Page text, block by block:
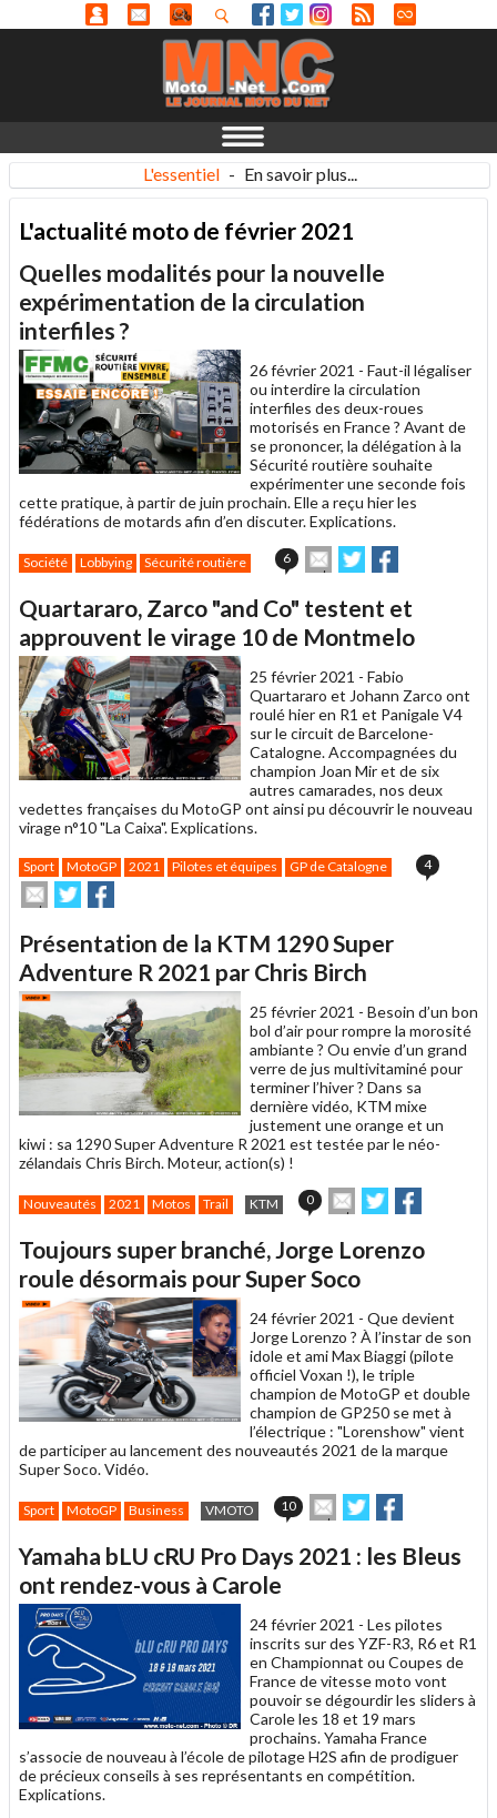
L'essentiel - En savoir plus...
L'actualité moto de février 2021
Quelles modalités pour la nouvelle
expérimentation de la circulation
interfiles ?
26 février 2021 - Faut-il légaliser
ou interdire la circulation
interfiles des deux-roues
motorisés en France ? Avant de
se prononcer, la délégation à la
Sécurité routière souhaite
expérimenter une seconde fois
cette pratique, à partir de juin prochain. Elle a reçu hier les
fédérations de motards afin d’en discuter. Explications.
Société Lobbying Sécurité routière 6
Envoyer
cet
à
un
ami
Partager
sur sur
Quartararo, Zarco "and Co" testent et
approuvent le virage 10 de Montmelo
25 février 2021 - Fabio
Quartararo et Johann Zarco ont
roulé hier en R1 et Panigale V4
sur le circuit de Barcelone-
Catalogne. Accompagnées du
champion Joan Mir et de six
autres camarades, nos deux
vedettes françaises du MotoGP ont ainsi pu découvrir le nouveau
virage n°10 "La Caixa". Explications.
Sport MotoGP 2021 Pilotes et équipes GP de Catalogne 4
Envoyer
cet
à
un
ami
Partager
sur
sur
Présentation de la KTM 1290 Super
Adventure R 2021 par Chris Birch
25 février 2021 - Besoin d’un bon
bol d’air pour rompre la morosité
ambiante ? Ou envie d’un grand
verre de jus multivitaminé pour
terminer l’hiver ? Dans sa
dernière vidéo, KTM mixe
justement une orange et un
kiwi : sa 1290 Super Adventure R 2021 est testée par le néo-
zélandais Chris Birch. Moteur, action(s) !
Nouveautés 2021 Motos Trail KTM 0
Envoyer
cet
à
un
ami
Partager
sur sur
Toujours super branché, Jorge Lorenzo
roule désormais pour Super Soco
24 février 2021 - Que devient
Jorge Lorenzo ? À l’instar de son
idole et ami Max Biaggi (pilote
officiel Voxan !), le triple
champion de MotoGP et double
champion de GP250 se met à
l’électrique : "Lorenshow" vient
de participer au lancement des nouveautés 2021 de la marque
Super Soco. Vidéo.
Sport MotoGP Business VMOTO 10
Envoyer
cet
à
Partager
sur sur
Yamaha bLU cRU Pro Days 2021 : les Bleus
ont rendez-vous à Carole
24 février 2021 - Les pilotes
inscrits sur des YZF-R3, R6 et R1
en Championnat ou Coupes de
France de vitesse moto vont
pouvoir se dégourdir les sliders à
Carole les 18 et 19 mars
prochains. Yamaha France
s’associe de nouveau à l’école de pilotage H2S afin de prodiguer
de précieux conseils à ses représentants en compétition.
Explications.